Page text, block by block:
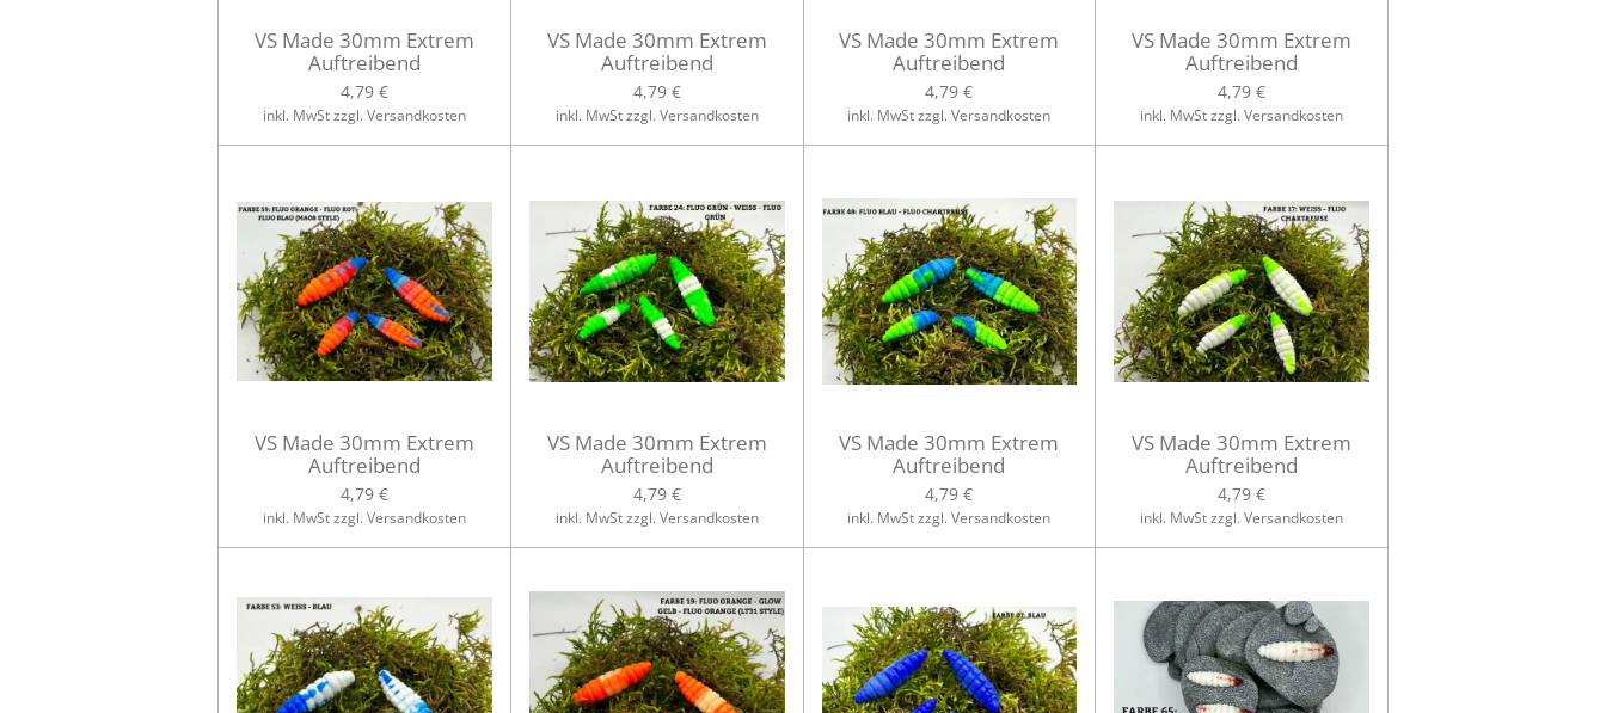
VS Made 30mm Extrem
Auftreibend
4,79 €
inkl. MwSt zzgl. Versandkosten
VS Made 30mm Extrem
Auftreibend
4,79 €
inkl. MwSt zzgl. Versandkosten
VS Made 30mm Extrem
Auftreibend
4,79 €
inkl. MwSt zzgl. Versandkosten
VS Made 30mm Extrem
Auftreibend
4,79 €
inkl. MwSt zzgl. Versandkosten
VS Made 30mm Extrem
Auftreibend
4,79 €
inkl. MwSt zzgl. Versandkosten
VS Made 30mm Extrem
Auftreibend
4,79 €
inkl. MwSt zzgl. Versandkosten
VS Made 30mm Extrem
Auftreibend
4,79 €
inkl. MwSt zzgl. Versandkosten
VS Made 30mm Extrem
Auftreibend
4,79 €
inkl. MwSt zzgl. Versandkosten